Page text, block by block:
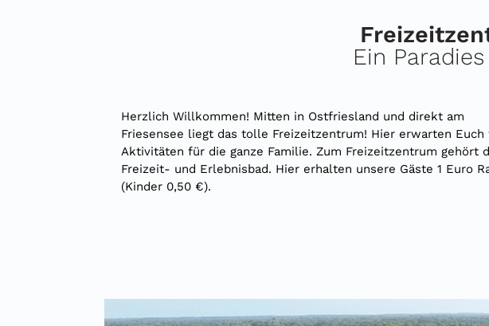
Ein
Herzlich Willkommen! Mitten in Ostfriesland und direkt am
Friesensee liegt das tolle Freizeitzentrum! Hier erwarten
Aktivitäten für die ganze Familie. Zum Freizeitzentrum gehört
Freizeit- und Erlebnisbad. Hier erhalten unsere Gäste 1 Euro
(Kinder 0,50 €).